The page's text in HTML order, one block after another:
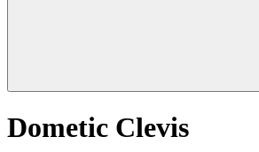
Dometic Clevis